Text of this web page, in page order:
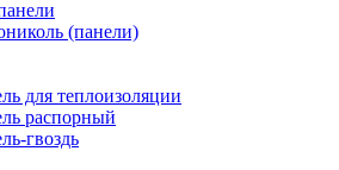
(панели)
для теплоизоляции
распорный
гвоздь